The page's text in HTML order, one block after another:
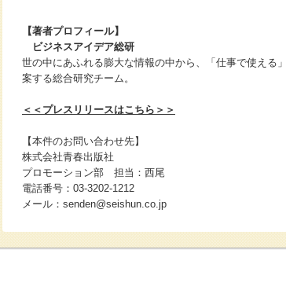
【著者プロフィール】
ビジネスアイデア総研
世の中にあふれる膨大な情報の中から、「仕事で使える
案する総合研究チーム。
＜＜プレスリリースはこちら＞＞
【本件のお問い合わせ先】
株式会社青春出版社
プロモーション部 担当：西尾
電話番号：03-3202-1212
メール：senden@seishun.co.jp